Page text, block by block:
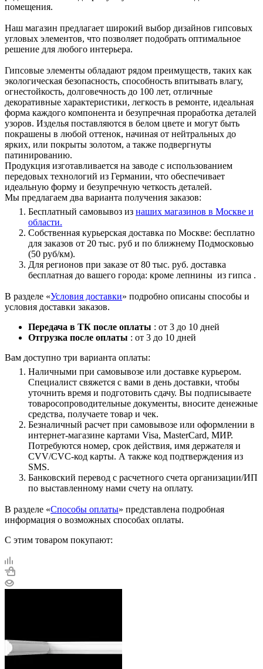
помещения.
Наш магазин предлагает широкий выбор дизайнов гипсовых
угловых элементов, что позволяет подобрать оптимальное
решение для любого интерьера.
Гипсовые элементы обладают рядом преимуществ, таких как
экологическая безопасность, способность впитывать влагу,
огнестойкость, долговечность до 100 лет, отличные
декоративные характеристики, легкость в ремонте, идеальная
форма каждого компонента и безупречная проработка деталей
узоров. Изделья поставляются в белом цвете и могут быть
покрашены в любой оттенок, начиная от нейтральных до
ярких, или покрыты золотом, а также подвергнуты
патинированию.
Продукция изготавливается на заводе с использованием
передовых технологий из Германии, что обеспечивает
идеальную форму и безупречную четкость деталей.
Мы предлагаем два варианта получения заказов:
Бесплатный самовывоз из наших магазинов в Москве и
области.
Собственная курьерская доставка по Москве: бесплатно
для заказов от 20 тыс. руб и по ближнему Подмосковью
(50 руб/км).
Для регионов при заказе от 80 тыс. руб. доставка
бесплатная до вашего города: кроме лепнины из гипса .
В разделе «Условия доставки» подробно описаны способы и
условия доставки заказов.
Передача в ТК после оплаты : от 3 до 10 дней
Отгрузка после оплаты : от 3 до 10 дней
Вам доступно три варианта оплаты:
Наличными при самовывозе или доставке курьером.
Специалист свяжется с вами в день доставки, чтобы
уточнить время и подготовить сдачу. Вы подписываете
товаросопроводительные документы, вносите денежные
средства, получаете товар и чек.
Безналичный расчет при самовывозе или оформлении в
интернет-магазине картами Visa, MasterCard, МИР.
Потребуются номер, срок действия, имя держателя и
CVV/CVC-код карты. А также код подтверждения из
SMS.
Банковский перевод с расчетного счета организации/ИП
по выставленному нами счету на оплату.
В разделе «Способы оплаты» представлена подробная
информация о возможных способах оплаты.
С этим товаром покупают: